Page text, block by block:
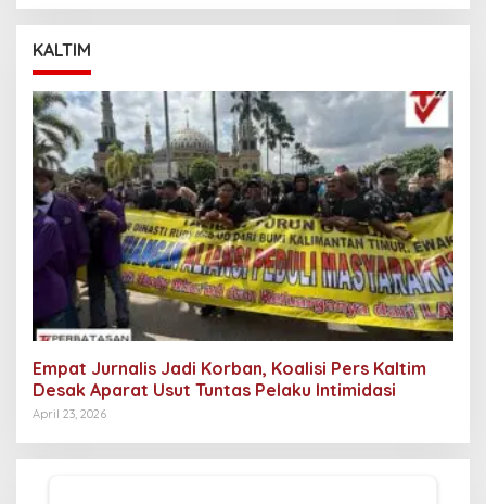
KALTIM
Empat Jurnalis Jadi Korban, Koalisi Pers Kaltim
Desak Aparat Usut Tuntas Pelaku Intimidasi
April 23, 2026